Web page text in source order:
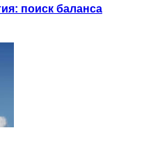
поиск баланса